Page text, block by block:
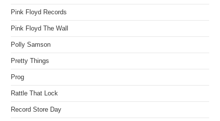
Pink Floyd Records
Pink Floyd The Wall
Polly Samson
Pretty Things
Prog
Rattle That Lock
Record Store Day